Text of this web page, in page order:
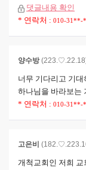
댓글내용 확인
* 연락처 : 010-
양수방
너무 기다리고 기
하나님을 바라보는
* 연락처 : 010-
고은비
개척교회인 저희